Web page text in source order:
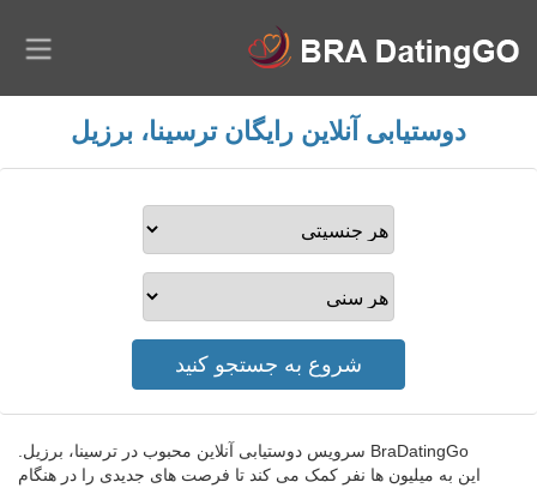
دوستیابی آنلاین رایگان ترسینا، برزیل
BraDatingGo سرویس دوستیابی آنلاین محبوب در ترسینا، برزیل.
این به میلیون ها نفر کمک می کند تا فرصت های جدیدی را در هنگام